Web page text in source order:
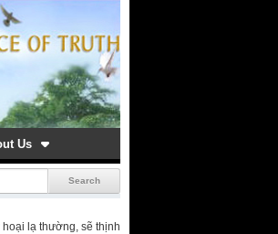
Us
lạ thường, sẽ thịnh